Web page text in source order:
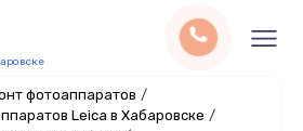
фотоаппаратов /
Leica в Хабаровске /